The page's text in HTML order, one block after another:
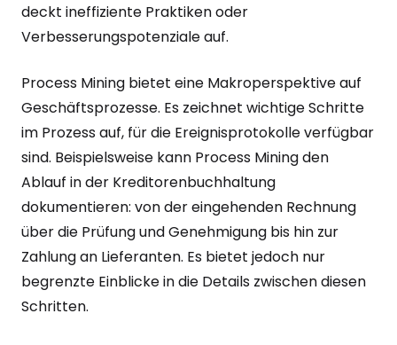
deckt ineffiziente Praktiken oder
Verbesserungspotenziale auf.
Process Mining bietet eine Makroperspektive auf
Geschäftsprozesse. Es zeichnet wichtige Schritte
im Prozess auf, für die Ereignisprotokolle verfügbar
sind. Beispielsweise kann Process Mining den
Ablauf in der Kreditorenbuchhaltung
dokumentieren: von der eingehenden Rechnung
über die Prüfung und Genehmigung bis hin zur
Zahlung an Lieferanten. Es bietet jedoch nur
begrenzte Einblicke in die Details zwischen diesen
Schritten.